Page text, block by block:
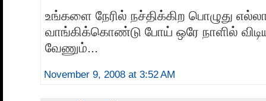
உங்களை நேரில் நச்திக்கிற பொழுது
வாங்கிக்கொண்டு போய் ஒரே நாளில்
வேணும்...
November 9, 2008 at 3:52 AM